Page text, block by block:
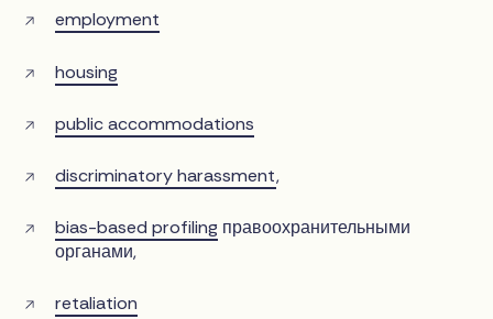
employment
housing
public accommodations
discriminatory harassment,
bias-based profiling правоохранительными
органами,
retaliation